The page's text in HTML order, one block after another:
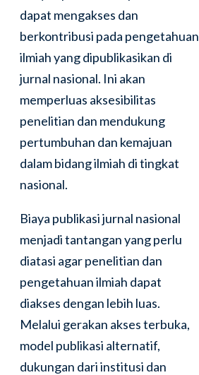
dapat mengakses dan
berkontribusi pada pengetahuan
ilmiah yang dipublikasikan di
jurnal nasional. Ini akan
memperluas aksesibilitas
penelitian dan mendukung
pertumbuhan dan kemajuan
dalam bidang ilmiah di tingkat
nasional.
Biaya publikasi jurnal nasional
menjadi tantangan yang perlu
diatasi agar penelitian dan
pengetahuan ilmiah dapat
diakses dengan lebih luas.
Melalui gerakan akses terbuka,
model publikasi alternatif,
dukungan dari institusi dan